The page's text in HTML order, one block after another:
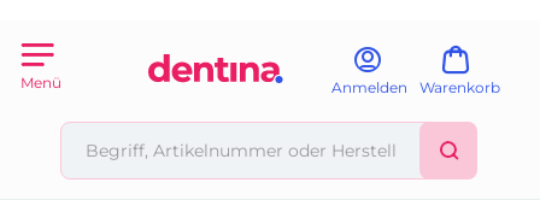
Menü Anmelden Warenkorb